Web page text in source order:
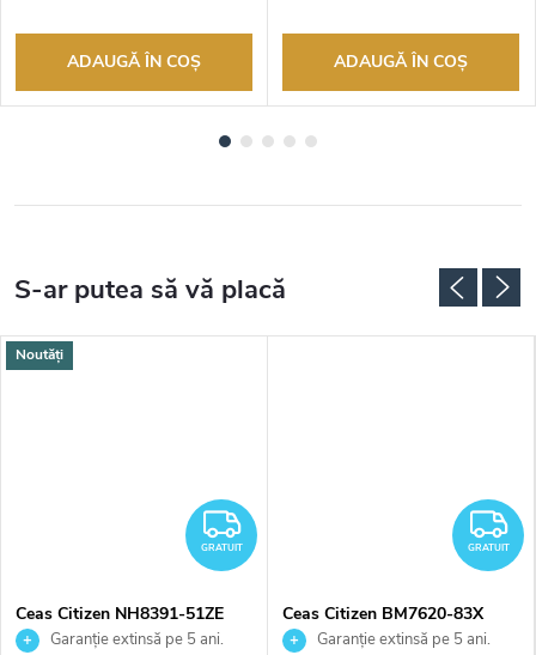
ADAUGĂ ÎN COŞ ADAUGĂ ÎN COŞ
Noutăți
GRATUIT
GRATUIT
Ceas Citizen NH8391-51ZE
Garanție extinsă pe 5 ani.
GRATUIT
Ceas Citizen BM7620-83X
Garanție extinsă pe 5 ani.